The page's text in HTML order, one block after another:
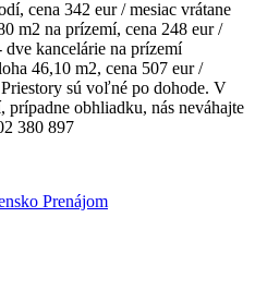
cena 342 eur / mesiac vrátane
m2 na prízemí, cena 248 eur /
dve kancelárie na prízemí
46,10 m2, cena 507 eur /
sú voľné po dohode. V
obhliadku, nás neváhajte
380 897
Prenájom